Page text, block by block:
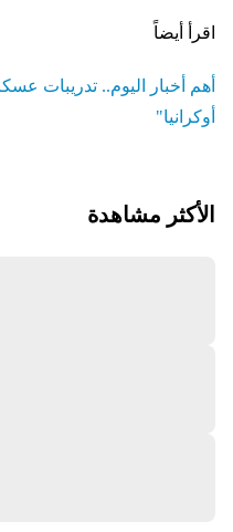
اقرأ أيضاً
أهم أخبار اليوم.. تدريبات
أوكرانيا"
الأكثر مشاهدة